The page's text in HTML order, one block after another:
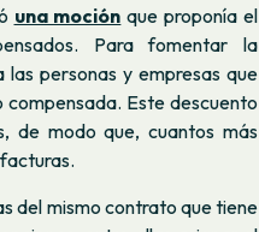
una moción que proponía el
Para fomentar la
personas y empresas que
Este descuento
de modo que, cuantos más
del mismo contrato que tiene